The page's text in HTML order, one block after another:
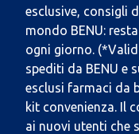
esclusive, consigli
mondo BENU:
ogni giorno.
spediti da BENU e
esclusi farmaci da
kit convenienza. Il
ai nuovi utenti che